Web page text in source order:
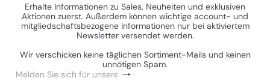
Erhalte Informationen zu Sales, Neuheiten und exklusiven
Aktionen zuerst. Außerdem können wichtige account- und
mitgliedschaftsbezogene Informationen nur bei aktiviertem
Newsletter versendet werden.
Wir verschicken keine täglichen Sortiment-Mails und keinen
unnötigen Spam.
Abonnieren
Melden